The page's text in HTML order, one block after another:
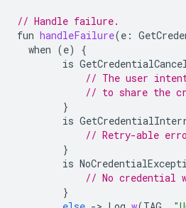
// Handle failure.
fun handleFailure(e :
when (e)
{
is
// The user
// to share the
}
is
// Retry-able
}
is
// No credential
}